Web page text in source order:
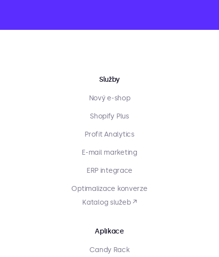
Služby
Nový e-shop
Shopify Plus
Profit Analytics
E-mail marketing
ERP integrace
Optimalizace konverze
Katalog služeb ↗
Aplikace
Candy Rack